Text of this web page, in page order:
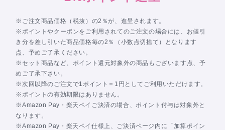
※ご注文商品価格（税抜）の2％が、進呈されます。
※ポイントやクーポンをご利用されてのご注文の場合には、お値引
き分を差し引いた商品価格毎の2％（小数点切捨て）となります
点、予めご了承ください。
※セット商品など、ポイント還元対象外の商品もございます点、予
めご了承下さい。
※次回以降のご注文で1ポイント＝1円としてご利用いただけます。
※ポイントの有効期限はありません。
※Amazon Pay・楽天ペイご決済の場合、ポイント付与は対象外と
なります。
※Amazon Pay・楽天ペイ仕様上、ご決済ページ内に「加算ポイン